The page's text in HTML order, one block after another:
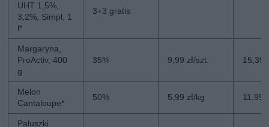
UHT 1,5%,
3,2%, Simpl, 1
l*
3+3 gratis
Margaryna,
ProActiv, 400
g
35% 9,99 zł/szt. 15,39
Melon
Cantaloupe*
50% 5,99 zł/kg 11,99
Paluszki